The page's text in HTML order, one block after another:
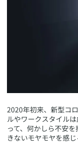
​2020年初来、新型コ
ルやワークスタイル
って、何かしら不安
きないモヤモヤを感